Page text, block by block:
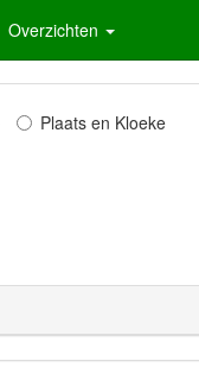
Overzichten
Plaats en Kloeke